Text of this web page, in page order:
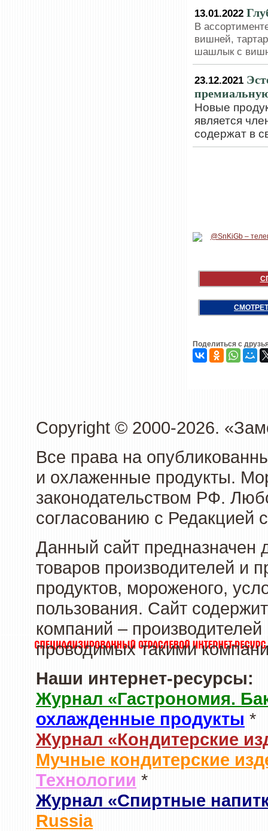
13.01.2022
В
вишней,
шашлык с
23.12.2021
Новые
является
содержат в
Поделиться с
Copyright © 2000-2026.
Все права на
и охлаженные продукты.
законодательством РФ.
согласованию с Редакцией
Данный сайт предназначен
товаров производителей и
продуктов, мороженого,
пользования. Сайт
компаний –
проводимых такими
Наши интернет-ресурсы:
Журнал «Гастрономия.
охлажденные продукты *
Журнал «Кондитерские
Мучные кондитерские
Технологии *
Журнал «Спиртные
Russia